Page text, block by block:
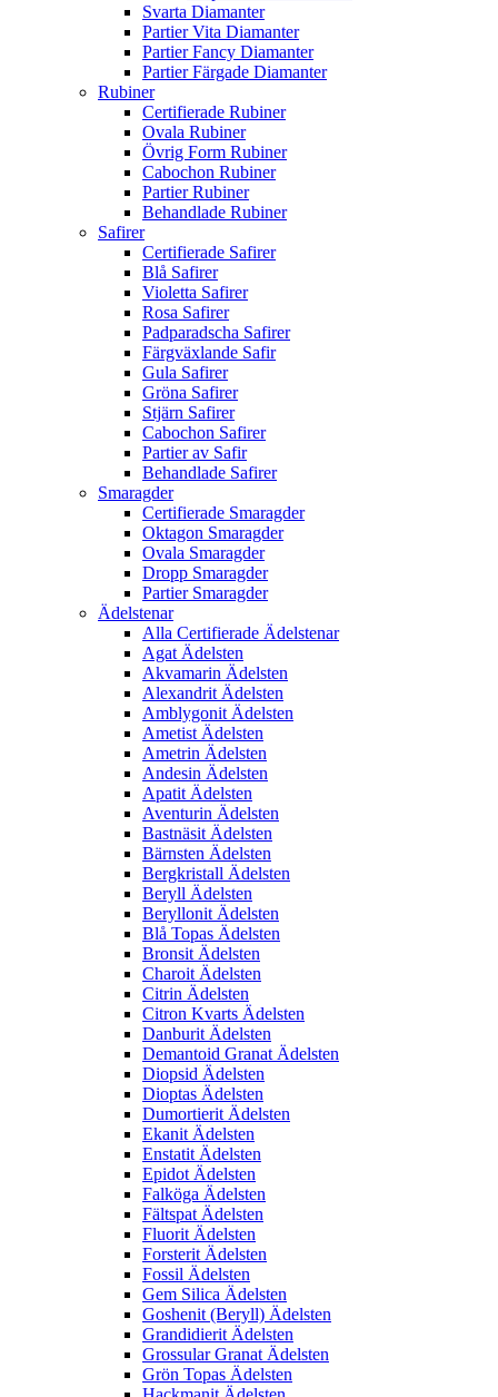
Svarta Diamanter
Partier Vita Diamanter
Partier Fancy Diamanter
Partier Färgade Diamanter
Rubiner
Certifierade Rubiner
Ovala Rubiner
Övrig Form Rubiner
Cabochon Rubiner
Partier Rubiner
Behandlade Rubiner
Safirer
Certifierade Safirer
Blå Safirer
Violetta Safirer
Rosa Safirer
Padparadscha Safirer
Färgväxlande Safir
Gula Safirer
Gröna Safirer
Stjärn Safirer
Cabochon Safirer
Partier av Safir
Behandlade Safirer
Smaragder
Certifierade Smaragder
Oktagon Smaragder
Ovala Smaragder
Dropp Smaragder
Partier Smaragder
Ädelstenar
Alla Certifierade Ädelstenar
Agat Ädelsten
Akvamarin Ädelsten
Alexandrit Ädelsten
Amblygonit Ädelsten
Ametist Ädelsten
Ametrin Ädelsten
Andesin Ädelsten
Apatit Ädelsten
Aventurin Ädelsten
Bastnäsit Ädelsten
Bärnsten Ädelsten
Bergkristall Ädelsten
Beryll Ädelsten
Beryllonit Ädelsten
Blå Topas Ädelsten
Bronsit Ädelsten
Charoit Ädelsten
Citrin Ädelsten
Citron Kvarts Ädelsten
Danburit Ädelsten
Demantoid Granat Ädelsten
Diopsid Ädelsten
Dioptas Ädelsten
Dumortierit Ädelsten
Ekanit Ädelsten
Enstatit Ädelsten
Epidot Ädelsten
Falköga Ädelsten
Fältspat Ädelsten
Fluorit Ädelsten
Forsterit Ädelsten
Fossil Ädelsten
Gem Silica Ädelsten
Goshenit (Beryll) Ädelsten
Grandidierit Ädelsten
Grossular Granat Ädelsten
Grön Topas Ädelsten